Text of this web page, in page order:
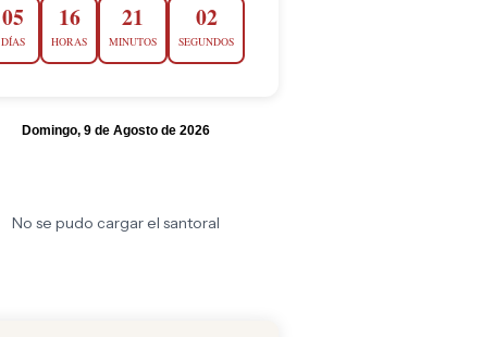
05
DÍAS
16
HORAS
21
MINUTOS
00
SEGUNDOS
Domingo, 9 de Agosto de 2026
No se pudo cargar el santoral